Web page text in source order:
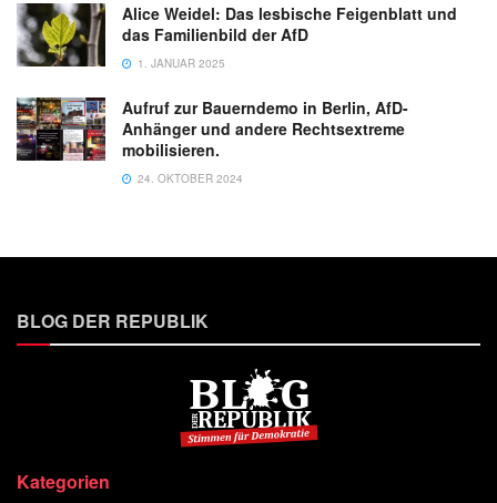
Alice Weidel: Das lesbische Feigenblatt und
das Familienbild der AfD
1. JANUAR 2025
Aufruf zur Bauerndemo in Berlin, AfD-
Anhänger und andere Rechtsextreme
mobilisieren.
24. OKTOBER 2024
BLOG DER REPUBLIK
Kategorien